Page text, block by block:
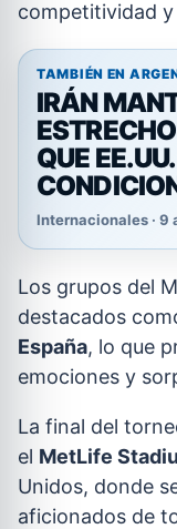
competitividad
TAMBIÉN EN
IRÁN
QUE
Internacionales · 9
Los grupos del
destacados
España, lo que
emociones y
La final del
el MetLife
Unidos, donde
aficionados de